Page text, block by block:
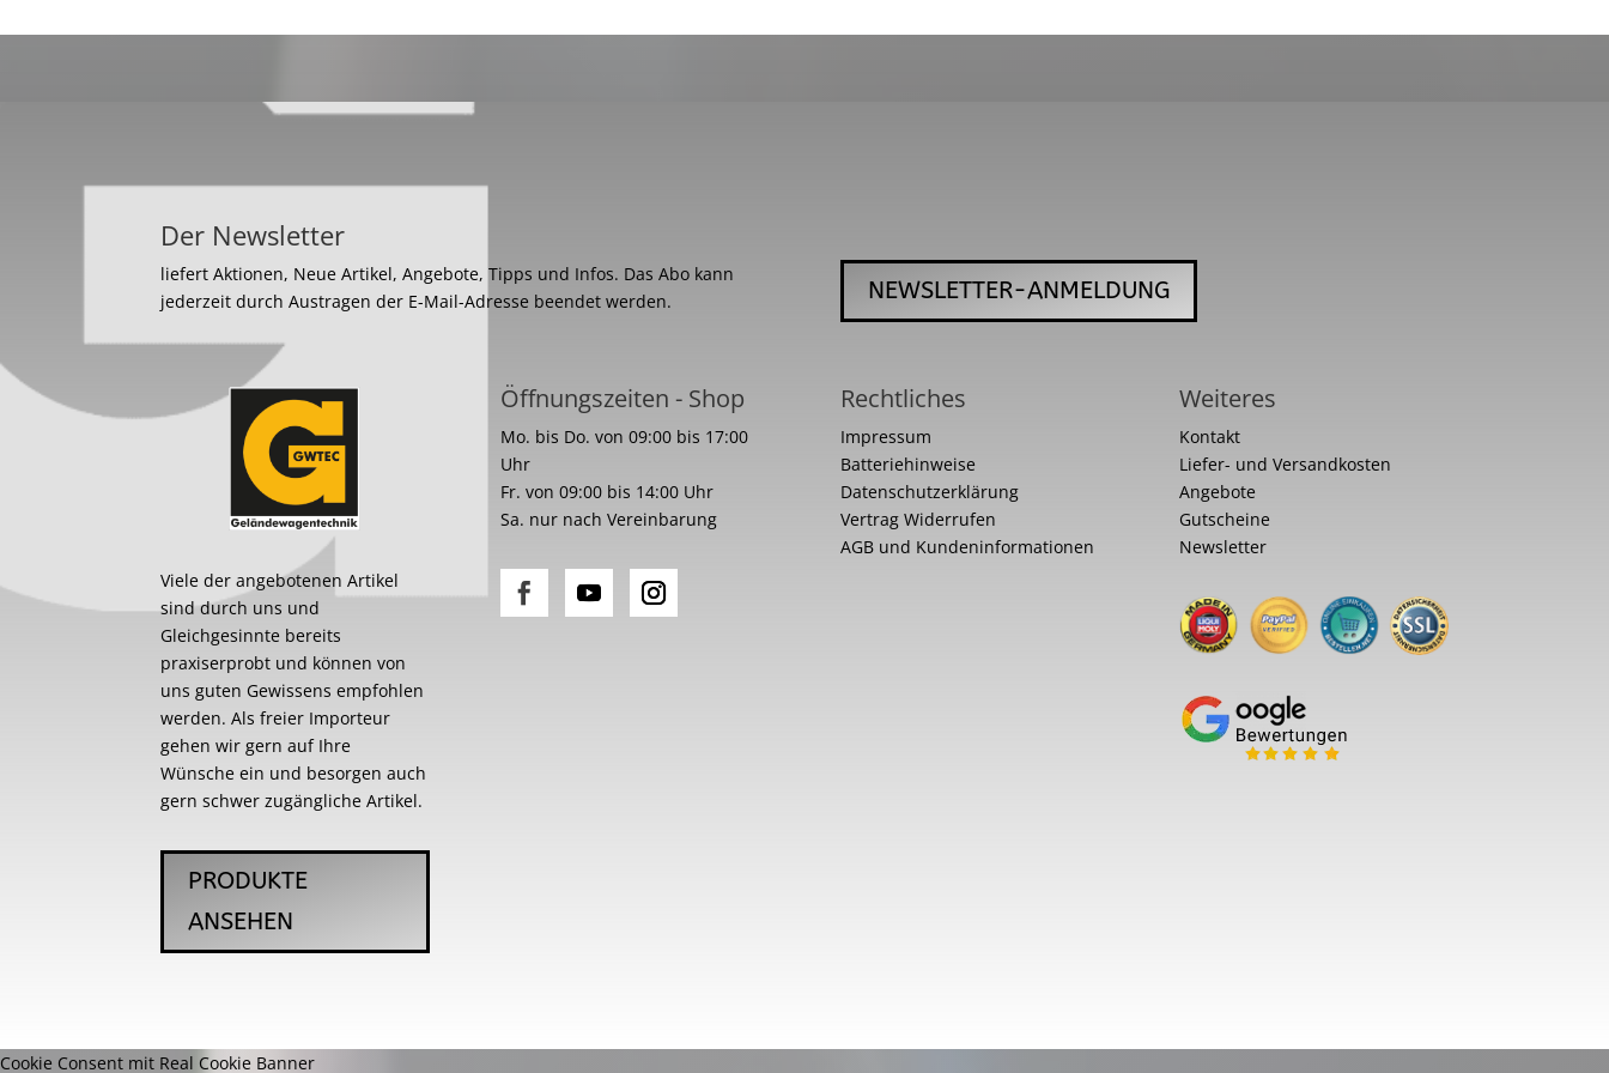
Der Newsletter
liefert Aktionen, Neue Artikel, Angebote, Tipps und Infos. Das Abo kann
jederzeit durch Austragen der E-Mail-Adresse beendet werden.
NEWSLETTER-ANMELDUNG
Viele der angebotenen Artikel
sind durch uns und
Gleichgesinnte bereits
praxiserprobt und können von
uns guten Gewissens empfohlen
werden. Als freier Importeur
gehen wir gern auf Ihre
Wünsche ein und besorgen auch
gern schwer zugängliche Artikel.
PRODUKTE
ANSEHEN
Öffnungszeiten - Shop
Mo. bis Do. von 09:00 bis 17:00
Uhr
Fr. von 09:00 bis 14:00 Uhr
Sa. nur nach Vereinbarung
Rechtliches
Impressum
Batteriehinweise
Datenschutzerklärung
Vertrag Widerrufen
AGB und Kundeninformationen
Weiteres
Kontakt
Liefer- und Versandkosten
Angebote
Gutscheine
Newsletter
Cookie Consent mit Real Cookie Banner